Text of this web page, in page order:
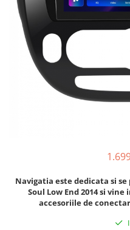
Navigatii Fiat
Navigatii Nissan
Navigatii Citroen
Navigatii Suzuki
Navigatii Mitsubishi
Navigatii Smart
Navigatii Chevrolet
Navigatia este dedicata si
Soul Low End 2014si vine
accesoriile de